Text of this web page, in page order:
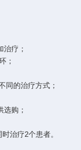
；
；
治疗方式；
；
时治疗2个患者。